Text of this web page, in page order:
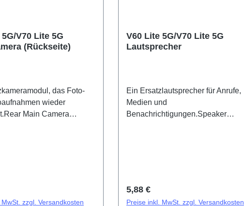
V70 Lite 5G
(Rückseite)
das Foto-
wieder
Main Camera
Preis:
zzgl. Versandkosten
V60 Lite 5G/V70 Lite 5G
Lautsprecher
Ein Ersatzlautsprecher für Anrufe,
Medien und
Benachrichtigungen.Speaker
Regulärer Preis:
5,88 €
Preise inkl. MwSt. zzgl. Versandkosten